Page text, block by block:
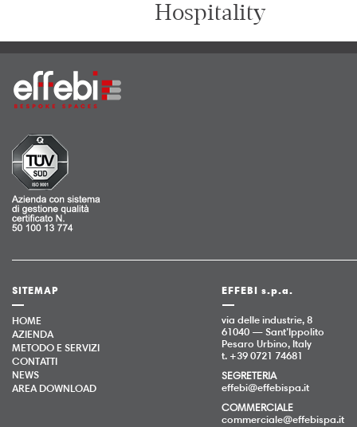
Hospitality
SITEMAP
HOME
AZIENDA
METODO E SERVIZI
CONTATTI
NEWS
AREA DOWNLOAD
EFFEBI s.p.a.
via delle industrie, 8
61040 — Sant’Ippolito
Pesaro Urbino, Italy
t. +39 0721 74681
SEGRETERIA
effebi@effebispa.it
COMMERCIALE
commerciale@effebispa.it